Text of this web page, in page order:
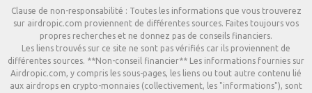
Clause de non-responsabilité : Toutes les informations que vous trouverez
sur airdropic.com proviennent de différentes sources. Faites toujours vos
propres recherches et ne donnez pas de conseils financiers.
Les liens trouvés sur ce site ne sont pas vérifiés car ils proviennent de
différentes sources. **Non-conseil financier** Les informations fournies sur
Airdropic.com, y compris les sous-pages, les liens ou tout autre contenu lié
aux airdrops en crypto-monnaies (collectivement, les "informations"), sont